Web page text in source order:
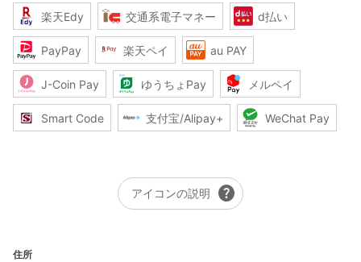
楽天Edy 交通系電子マネー d払い
PayPay 楽天ペイ au PAY
J-Coin Pay ゆうちょPay メルペイ
Smart Code 支付宝/Alipay+ WeChat Pay
アイコンの説明 help
住所